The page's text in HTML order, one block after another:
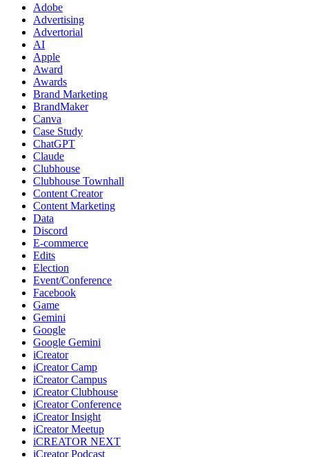
Adobe
Advertising
Advertorial
AI
Apple
Award
Awards
Brand Marketing
BrandMaker
Canva
Case Study
ChatGPT
Claude
Clubhouse
Clubhouse Townhall
Content Creator
Content Marketing
Data
Discord
E-commerce
Edits
Election
Event/Conference
Facebook
Game
Gemini
Google
Google Gemini
iCreator
iCreator Camp
iCreator Campus
iCreator Clubhouse
iCreator Conference
iCreator Insight
iCreator Meetup
iCREATOR NEXT
iCreator Podcast